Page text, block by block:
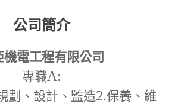
公司簡介
機電工程有限公司
專職A:
劃、設計、監造2.保養、維